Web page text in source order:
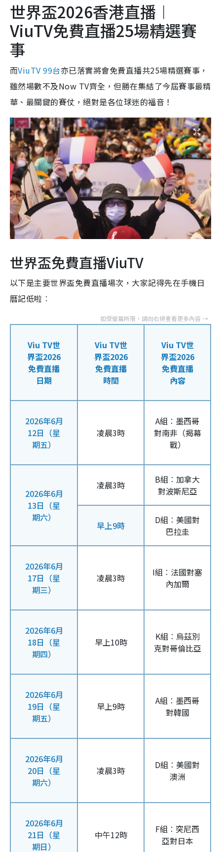
世界盃2026香港直播︱
ViuTV免費直播25場精選賽
事
而ViuTV 99台亦已落實將會免費直播共25場精選賽事，
雖然場數不及Now TV齊全，但勝在集結了今屆賽事最精
華、最關鍵的賽仗，絕對是各位球迷的福音！
世界盃免費直播ViuTV
以下是主要世界盃免費直播場次，大家記得先在手機日
曆記低啦︰
Viu TV世
界盃2026
免費直播
日期
Viu TV世
界盃2026
免費直播
時間
Viu TV世
界盃2026
免費直播
內容
2026年6月
12日（星
期五）
凌晨3時
A組︰墨西哥
對南非（揭幕
戰）
2026年6月
13日（星
期六）
凌晨3時
B組︰加拿大
對波斯尼亞
早上9時
D組︰美國對
巴拉圭
2026年6月
17日（星
期三）
凌晨3時
I組︰法國對塞
內加爾
2026年6月
18日（星
期四）
早上10時
K組︰烏茲別
克對哥倫比亞
2026年6月
19日（星
期五）
早上9時
A組︰墨西哥
對韓國
2026年6月
20日（星
期六）
凌晨3時
D組︰美國對
澳洲
2026年6月
21日（星
期日）
中午12時
F組︰突尼西
亞對日本